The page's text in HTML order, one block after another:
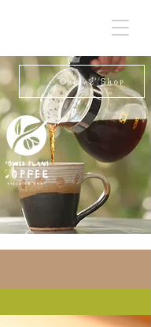
Online Shop